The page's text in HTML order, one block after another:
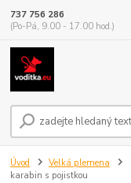
737 756 286
(Po-Pá, 9.00 - 17.00 hod.)
Úvod Velká plemena
karabin s pojistkou